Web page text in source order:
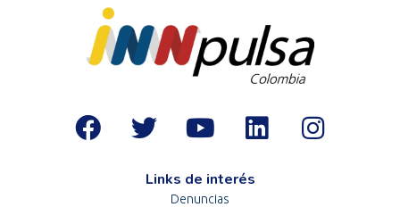
Links de interés
Denuncias